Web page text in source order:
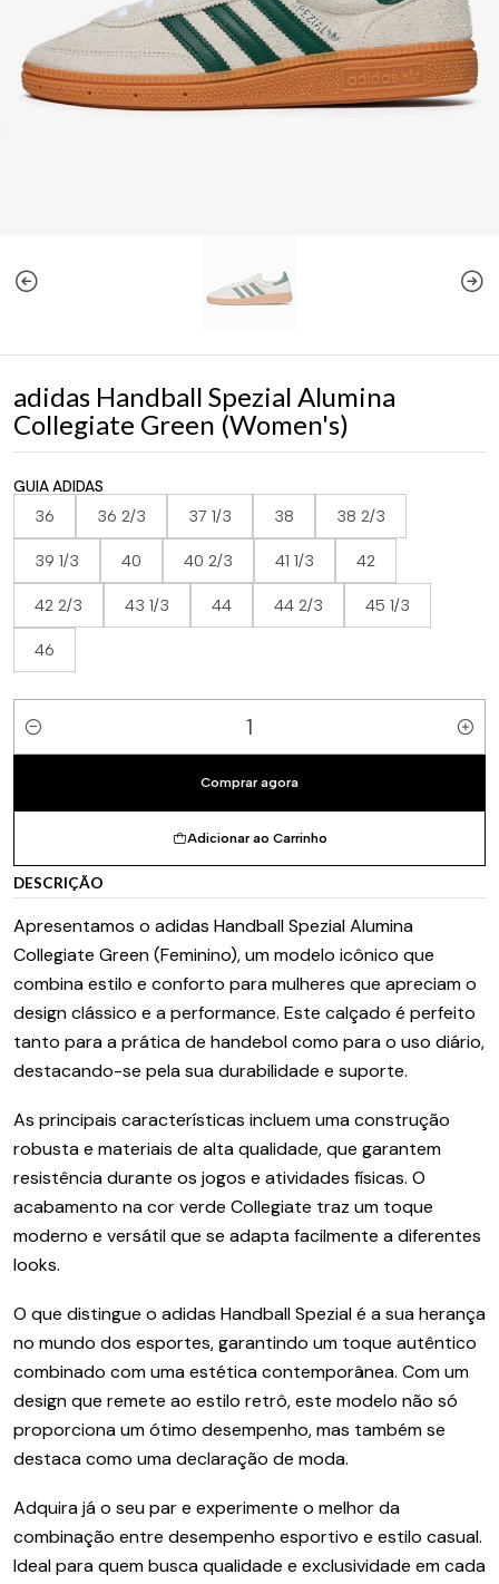
adidas Handball Spezial Alumina
Collegiate Green (Women's)
GUIA ADIDAS
36 36 2/3 37 1/3 38 38 2/3
39 1/3 40 40 2/3 41 1/3 42
42 2/3 43 1/3 44 44 2/3 45 1/3
46
Quantidade
Adicionar ao Carrinho
Comprar agora
DESCRIÇÃO
Apresentamos o adidas Handball Spezial Alumina
Collegiate Green (Feminino), um modelo icônico que
combina estilo e conforto para mulheres que apreciam o
design clássico e a performance. Este calçado é perfeito
tanto para a prática de handebol como para o uso diário,
destacando-se pela sua durabilidade e suporte.
As principais características incluem uma construção
robusta e materiais de alta qualidade, que garantem
resistência durante os jogos e atividades físicas. O
acabamento na cor verde Collegiate traz um toque
moderno e versátil que se adapta facilmente a diferentes
looks.
O que distingue o adidas Handball Spezial é a sua herança
no mundo dos esportes, garantindo um toque autêntico
combinado com uma estética contemporânea. Com um
design que remete ao estilo retrô, este modelo não só
proporciona um ótimo desempenho, mas também se
destaca como uma declaração de moda.
Adquira já o seu par e experimente o melhor da
combinação entre desempenho esportivo e estilo casual.
Ideal para quem busca qualidade e exclusividade em cada